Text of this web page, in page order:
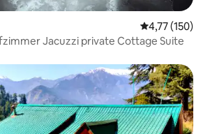
4,77 (150)
Jacuzzi private Cottage Suite